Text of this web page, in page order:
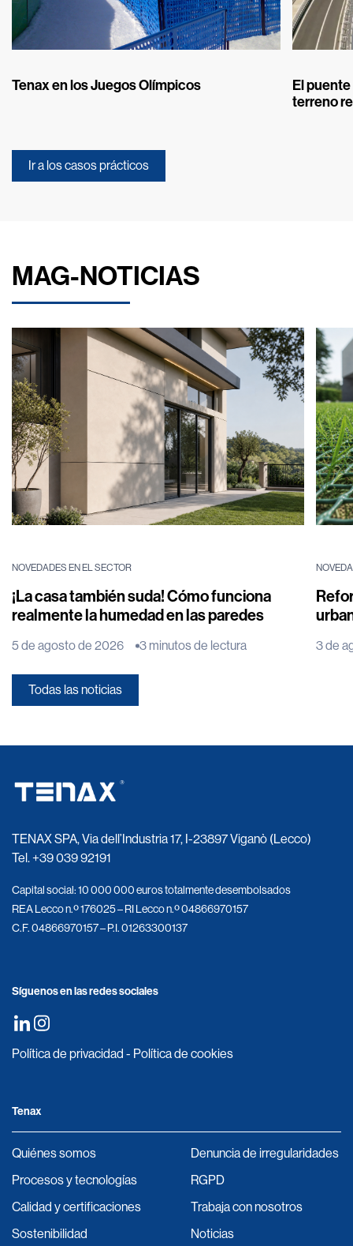
Tenax en los Juegos Olímpicos
El
terreno
Ir a los casos prácticos
MAG-NOTICIAS
NOVEDADES EN EL SECTOR
¡La casa también suda! Cómo funciona
realmente la humedad en las paredes
5 de agosto de 2026 3 minutos de lectura 3 de
Todas las noticias
TENAX SPA, Via dell’Industria 17, I-23897 Viganò (Lecco)
Tel.+39 039 92191
Capital social: 10 000 000 euros totalmente desembolsados
REA Lecco n.º 176025 – RI Lecco n.º 04866970157
C.F. 04866970157 – P.I. 01263300137
Síguenos en las redes sociales
Política de privacidad - Política de cookies
Tenax
Quiénes somos
Procesos y tecnologías
Calidad y certificaciones
Sostenibilidad
Denuncia de irregularidades
RGPD
Trabaja con nosotros
Noticias